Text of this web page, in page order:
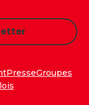
PresseGroupes